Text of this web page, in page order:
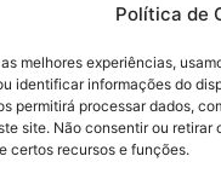
Política de
melhores experiências,
identificar informações do
permitirá processar dados,
site. Não consentir ou retirar
certos recursos e funções.